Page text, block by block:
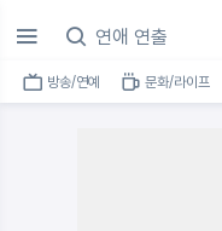
방송/연예 문화/라이프